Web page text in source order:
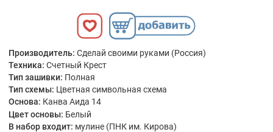
Производитель: Сделай своими руками (Россия)
Техника: Счетный Крест
Тип зашивки: Полная
Тип схемы: Цветная символьная схема
Основа: Канва Аида 14
Цвет основы: Белый
В набор входит: мулине (ПНК им. Кирова)